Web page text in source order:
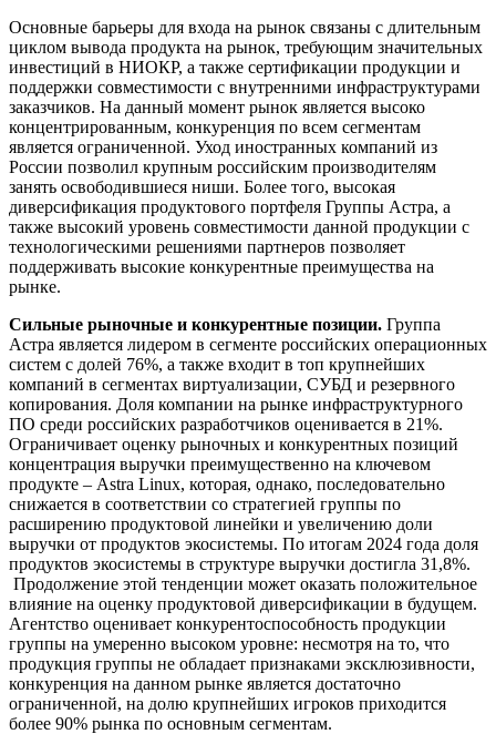
Основные барьеры для входа на рынок связаны с длительным
циклом вывода продукта на рынок, требующим значительных
инвестиций в НИОКР, а также сертификации продукции и
поддержки совместимости с внутренними инфраструктурами
заказчиков. На данный момент рынок является высоко
концентрированным, конкуренция по всем сегментам
является ограниченной. Уход иностранных компаний из
России позволил крупным российским производителям
занять освободившиеся ниши. Более того, высокая
диверсификация продуктового портфеля Группы Астра, а
также высокий уровень совместимости данной продукции с
технологическими решениями партнеров позволяет
поддерживать высокие конкурентные преимущества на
рынке.
Сильные рыночные и конкурентные позиции. Группа
Астра является лидером в сегменте российских операционных
систем с долей 76%, а также входит в топ крупнейших
компаний в сегментах виртуализации, СУБД и резервного
копирования. Доля компании на рынке инфраструктурного
ПО среди российских разработчиков оценивается в 21%.
Ограничивает оценку рыночных и конкурентных позиций
концентрация выручки преимущественно на ключевом
продукте – Astra Linux, которая, однако, последовательно
снижается в соответствии со стратегией группы по
расширению продуктовой линейки и увеличению доли
выручки от продуктов экосистемы. По итогам 2024 года доля
продуктов экосистемы в структуре выручки достигла 31,8%.
Продолжение этой тенденции может оказать положительное
влияние на оценку продуктовой диверсификации в будущем.
Агентство оценивает конкурентоспособность продукции
группы на умеренно высоком уровне: несмотря на то, что
продукция группы не обладает признаками эксклюзивности,
конкуренция на данном рынке является достаточно
ограниченной, на долю крупнейших игроков приходится
более 90% рынка по основным сегментам.